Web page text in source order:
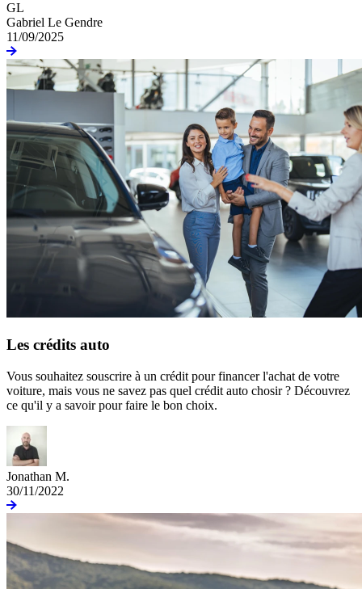
GL
Gabriel Le Gendre
11/09/2025
Les crédits auto
Vous souhaitez souscrire à un crédit pour financer l'achat de votre
voiture, mais vous ne savez pas quel crédit auto chosir ? Découvrez
ce qu'il y a savoir pour faire le bon choix.
Jonathan M.
30/11/2022